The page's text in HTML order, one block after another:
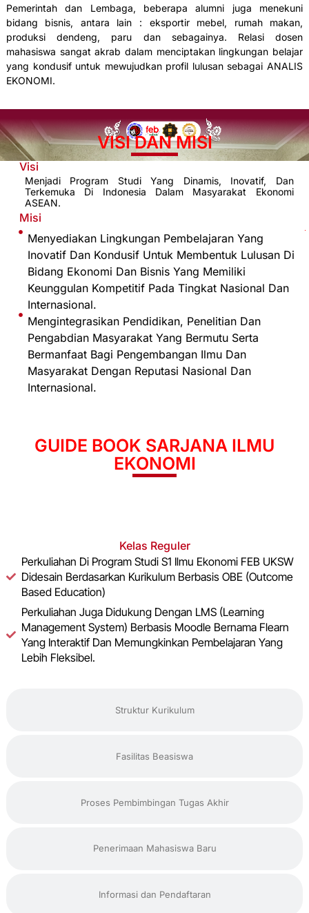
Pemerintah dan Lembaga, beberapa alumni juga menekuni
bidang bisnis, antara lain : eksportir mebel, rumah makan,
produksi dendeng, paru dan sebagainya. Relasi dosen
mahasiswa sangat akrab dalam menciptakan lingkungan belajar
yang kondusif untuk mewujudkan profil lulusan sebagai ANALIS
EKONOMI.
VISI DAN MISI
Visi
Menjadi Program Studi Yang Dinamis, Inovatif, Dan
Terkemuka Di Indonesia Dalam Masyarakat Ekonomi
ASEAN.
Misi
Menyediakan Lingkungan Pembelajaran Yang
Inovatif Dan Kondusif Untuk Membentuk Lulusan Di
Bidang Ekonomi Dan Bisnis Yang Memiliki
Keunggulan Kompetitif Pada Tingkat Nasional Dan
Internasional.
Mengintegrasikan Pendidikan, Penelitian Dan
Pengabdian Masyarakat Yang Bermutu Serta
Bermanfaat Bagi Pengembangan Ilmu Dan
Masyarakat Dengan Reputasi Nasional Dan
Internasional.
GUIDE BOOK SARJANA ILMU
EKONOMI
Struktur Kurikulum
Fasilitas Beasiswa
Proses Pembimbingan Tugas Akhir
Penerimaan Mahasiswa Baru
Informasi dan Pendaftaran
Kelas Reguler
Perkuliahan Di Program Studi S1 Ilmu Ekonomi FEB UKSW
Didesain Berdasarkan Kurikulum Berbasis OBE (Outcome
Based Education)
Perkuliahan Juga Didukung Dengan LMS (Learning
Management System) Berbasis Moodle Bernama Flearn
Yang Interaktif Dan Memungkinkan Pembelajaran Yang
Lebih Fleksibel.